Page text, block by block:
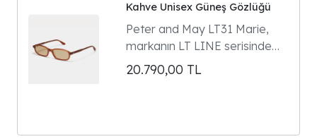
Kahve Unisex Güneş Gözlüğü
Peter and May LT31 Marie,
markanın LT LINE serisinde
yer alan dikdörtgen formlu
unisex güneş gözlüğüdür.
20.790,00 TL